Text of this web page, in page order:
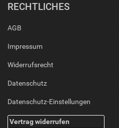
RECHTLICHES
AGB
Impressum
Widerrufsrecht
Datenschutz
Datenschutz-Einstellungen
Vertrag widerrufen